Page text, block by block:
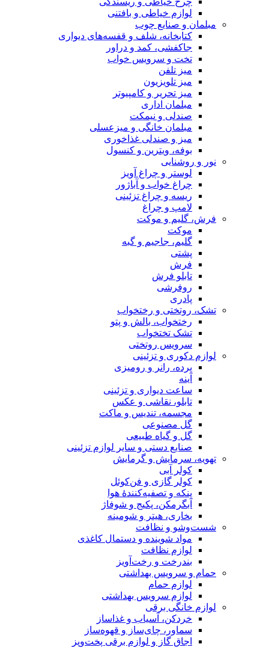
لوازم خیاطی و بافتنی
مبلمان و صنایع چوب
کتابخانه، شلف و قفسه‌های دیواری
جاکفشی، کمد و دراور
تخت و سرویس خواب
میز تلفن
میز تلویزیون
میز تحریر و کامپیوتر
مبلمان اداری
صندلی و نیمکت
مبلمان خانگی و میزعسلی
میز و صندلی غذاخوری
بوفه، ویترین و کنسول
نور و روشنایی
لوستر و چراغ آویز
چراغ خواب و آباژور
ریسه و چراغ تزئینی
لامپ و چراغ
فرش، گلیم و موکت
موکت
گلیم، جاجیم و گبه
پشتی
فرش
تابلو فرش
روفرشی
پادری
تشک، روتختی و رختخواب
رختخواب، بالش و پتو
تشک تختخواب
سرویس روتختی
لوازم دکوری و تزئینی
پرده، رانر و رومیزی
آینه
ساعت دیواری و تزئینی
تابلو، نقاشی و عکس
مجسمه، تندیس و ماکت
گل مصنوعی
گل و گیاه طبیعی
صنایع دستی و سایر لوازم تزئینی
تهویه، سرمایش و گرمایش
کولر آبی
کولر گازی و فن‌کوئل
پنکه و تصفیه‌کنندهٔ هوا
آبگرمکن، پکیج و شوفاژ
بخاری، هیتر و شومینه
شست‌وشو و نظافت
مواد شوینده و دستمال کاغذی
لوازم نظافت
بندرخت و رخت‌آویز
حمام و سرویس بهداشتی
لوازم حمام
لوازم سرویس بهداشتی
لوازم خانگی برقی
خردکن، آسیاب و غذاساز
سماور، چای‌ساز و قهوه‌ساز
اجاق گاز و لوازم برقی پخت‌وپز